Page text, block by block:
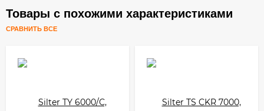
Товары с похожими характеристиками
СРАВНИТЬ ВСЕ